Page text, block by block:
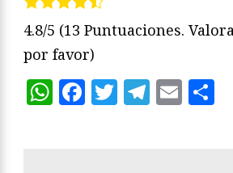
4.8/5 (13 Puntuaciones.
por favor)
WhatsApp
Facebook
Twitter